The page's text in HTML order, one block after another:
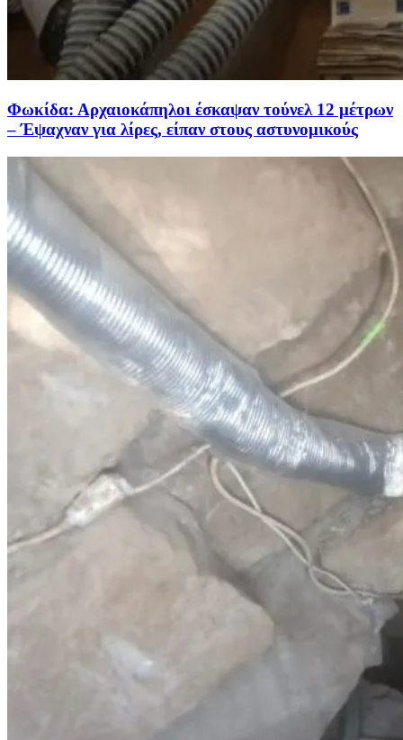
Φωκίδα: Αρχαιοκάπηλοι έσκαψαν τούνελ 12 μέτρων
– Έψαχναν για λίρες, είπαν στους αστυνομικούς